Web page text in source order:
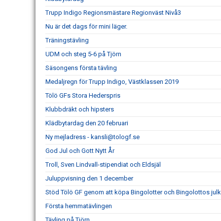
Trupp Indigo Regionsmästare Regionväst Nivå3
Nu är det dags för mini läger.
Träningstävling
UDM och steg 5-6 på Tjörn
Säsongens första tävling
Medaljregn för Trupp Indigo, Västklassen 2019
Tölö GFs Stora Hederspris
Klubbdräkt och hipsters
Klädbytardag den 20 februari
Ny mejladress - kansli@tologf.se
God Jul och Gott Nytt År
Troll, Sven Lindvall-stipendiat och Eldsjäl
Juluppvisning den 1 december
Stöd Tölö GF genom att köpa Bingolotter och Bingolottos
Första hemmatävlingen